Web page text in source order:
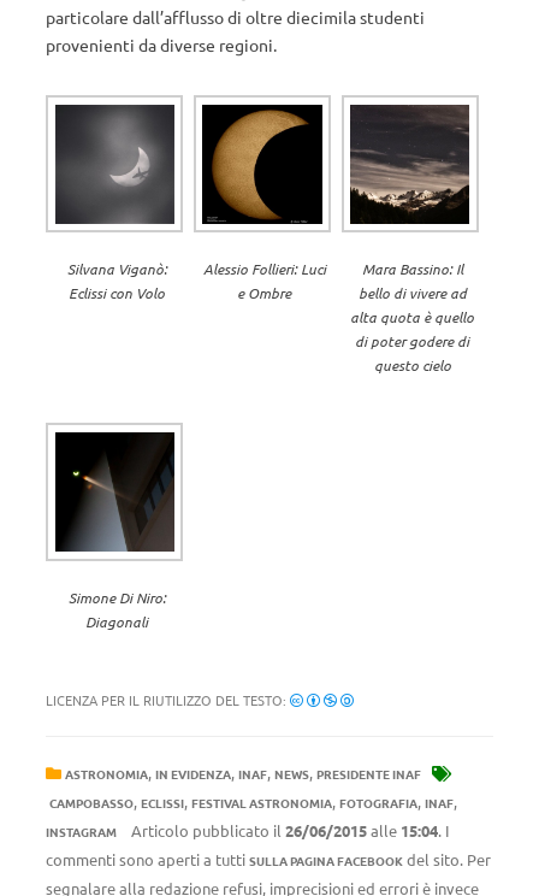
particolare dall’afflusso di oltre diecimila studenti
provenienti da diverse regioni.
Silvana Viganò:
Eclissi con Volo
Alessio Follieri: Luci
e Ombre
Mara Bassino: Il
bello di vivere ad
alta quota è quello
di poter godere di
questo cielo
Simone Di Niro:
Diagonali
LICENZA PER IL RIUTILIZZO DEL TESTO:
ASTRONOMIA, IN EVIDENZA, INAF, NEWS, PRESIDENTE INAF
CAMPOBASSO, ECLISSI, FESTIVAL ASTRONOMIA, FOTOGRAFIA, INAF,
INSTAGRAM Articolo pubblicato il 26/06/2015alle 15:04. I
commenti sono aperti a tutti SULLA PAGINA FACEBOOK del sito. Per
segnalare alla redazione refusi, imprecisioni ed errori è invece